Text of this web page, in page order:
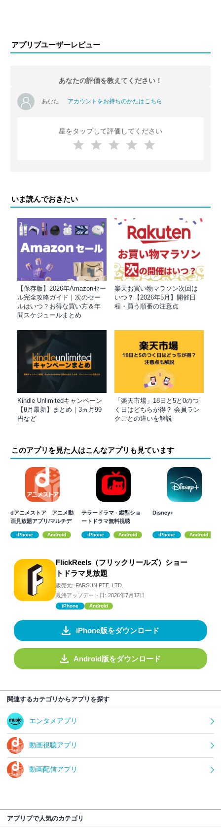
アプリブユーザーレビュー
あなたの評価を教えてください！
あなた アカウントをお持ちのかたはこちら
星をタップして評価してください
いま読んでおきたい
【保存版】2026年Amazonセー
ル完全攻略ガイド｜次のセー
ルはいつ？お得な買い方＆年
間スケジュールまとめ
楽天お買い物マラソン次回は
いつ？【2026年5月】開催日
程・買う順番の注意点
Kindle Unlimitedキャンペーン
【8月最新】まとめ｜3ヵ月99
円など
「楽天市場」18日と5と0のつ
く日はどちらが得？ 会員ラン
クごとの違いを解説
このアプリを見た人はこんなアプリも見ています
dアニメストア アニメ動
画見放題アプリ/マルチデ
iPhone Android
テラードラマ - 縦型ショ
ートドラマ無料視聴
iPhone Android
Disney+
iPhone Android
FlickReels（フリックリールズ）ショー
トドラマ見放題
販売元: FARSUN PTE. LTD.
最終アップデート日: 2026年7月17日
iPhone Android
iPhone版をダウンロード
Android版をダウンロード
関連するカテゴリからアプリを探す
エンタメアプリ
動画視聴アプリ
動画配信アプリ
アプリブで人気のカテゴリ